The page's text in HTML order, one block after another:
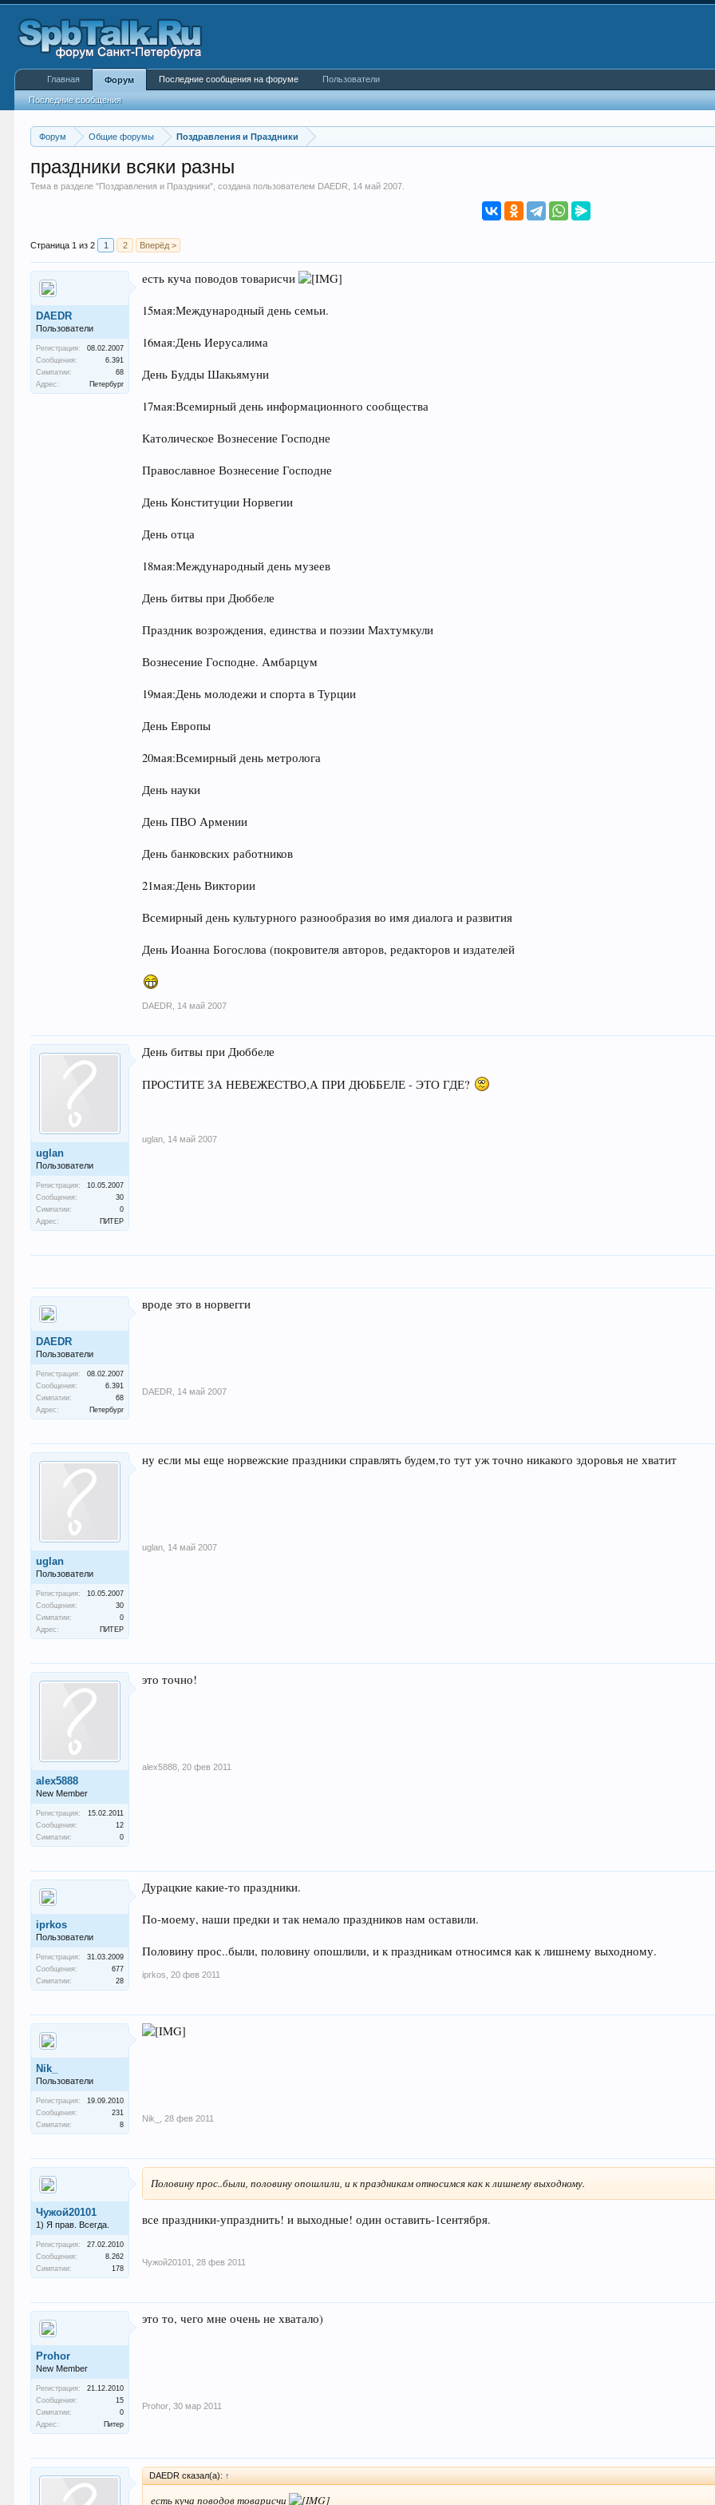
Форум Общие форумы Поздравления и Праздники
праздники всяки разны
Тема в разделе "Поздравления и Праздники", создана пользователем DAEDR 14 май 2007
Страница 1 из 2 1 2 Вперёд >
DAEDR
Пользователи
Регистрация:
08.02.2007
Сообщения:
6.391
Симпатии:
68
Адрес:
Петербург
есть куча поводов товарисчи
15мая:Международный день семьи.
16мая:День Иерусалима
День Будды Шакьямуни
17мая:Всемирный день информационного сообщества
Католическое Вознесение Господне
Православное Вознесение Господне
День Конституции Норвегии
День отца
18мая:Международный день музеев
День битвы при Дюббеле
Праздник возрождения, единства и поэзии Махтумкули
Вознесение Господне. Амбарцум
19мая:День молодежи и спорта в Турции
День Европы
20мая:Всемирный день метролога
День науки
День ПВО Армении
День банковских работников
21мая:День Виктории
Всемирный день культурного разнообразия во имя диалога и развития
День Иоанна Богослова (покровителя авторов, редакторов и издателей
DAEDR 14 май 2007
uglan
Пользователи
Регистрация:
10.05.2007
Сообщения:
30
Симпатии:
0
Адрес:
ПИТЕР
День битвы при Дюббеле
ПРОСТИТЕ ЗА НЕВЕЖЕСТВО,А ПРИ ДЮББЕЛЕ - ЭТО ГДЕ?
uglan 14 май 2007
DAEDR
Пользователи
Регистрация:
08.02.2007
Сообщения:
6.391
Симпатии:
68
Адрес:
Петербург
вроде это в норвегги
DAEDR 14 май 2007
uglan
Пользователи
Регистрация:
10.05.2007
Сообщения:
30
Симпатии:
0
Адрес:
ПИТЕР
ну если мы еще норвежские праздники справлять будем,то тут уж точно никакого здоровья не хватит
uglan 14 май 2007
alex5888
New Member
Регистрация:
15.02.2011
Сообщения:
12
Симпатии:
0
это точно!
alex5888 20 фев 2011
iprkos
Пользователи
Регистрация:
31.03.2009
Сообщения:
677
Симпатии:
28
Дурацкие какие-то праздники.
По-моему, наши предки и так немало праздников нам оставили.
Половину прос..были, половину опошлили, и к праздникам относимся как к лишнему выходному.
iprkos 20 фев 2011
Nik_
Пользователи
Регистрация:
19.09.2010
Сообщения:
231
Симпатии:
8
Nik_ 28 фев 2011
Чужой20101
1) Я прав. Всегда.
Регистрация:
27.02.2010
Сообщения:
8.262
Симпатии:
178
Половину прос..были, половину опошлили, и к праздникам относимся как к лишнему выходному.
все праздники-упразднить! и выходные! один оставить-1сентября.
Чужой20101 28 фев 2011
Prohor
New Member
Регистрация:
21.12.2010
Сообщения:
15
Симпатии:
0
Адрес:
Питер
это то, чего мне очень не хватало)
Prohor 30 мар 2011
DAEDR сказал(а): ↑
есть куча поводов товарисчи
Главная Форум
Последние сообщения
Последние сообщения на форуме Пользователи